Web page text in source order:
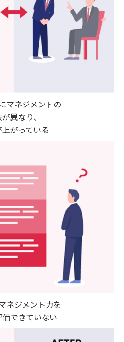
マネジメントの
異なり、
がっている
ネジメント力を
できていない